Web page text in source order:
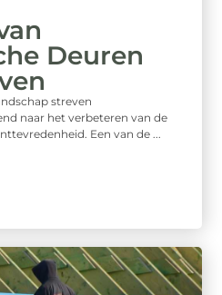
Deuren
streven
naar het verbeteren van de
Een van de ...